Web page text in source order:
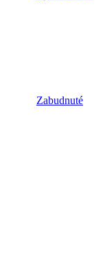
Zabudnuté